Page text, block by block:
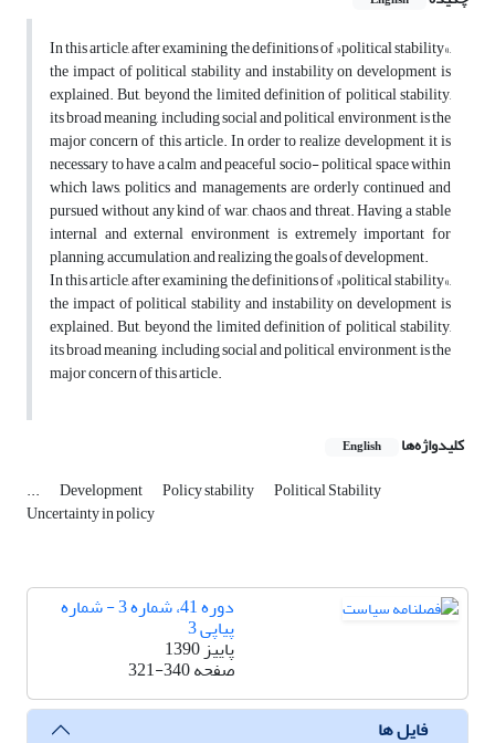
In this article, after examining the definitions of »political stability«,
the impact of political stability and instability on development is
explained. But, beyond the limited definition of political stability,
its broad meaning, including social and political environment, is the
major concern of this article. In order to realize development, it is
necessary to have a calm and peaceful socio- political space within
which laws, politics and managements are orderly continued and
pursued without any kind of war, chaos and threat. Having a stable
internal and external environment is extremely important for
planning, accumulation, and realizing the goals of development.
In this article, after examining the definitions of »political stability«,
the impact of political stability and instability on development is
explained. But, beyond the limited definition of political stability,
its broad meaning, including social and political environment, is the
major concern of this article.
کلیدواژه‌ها English
... Development Policy stability Political Stability
Uncertainty in policy
دوره 41، شماره 3 - شماره
پیاپی 3
پاییز 1390
صفحه321-340
فایل ها